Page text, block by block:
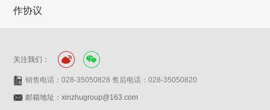
作协议
关注我们：
销售电话：028-35050828 售后电话：028-35050820
邮箱地址：xinzhugroup@163.com